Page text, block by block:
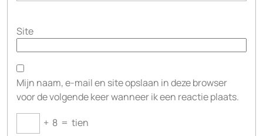
Site
Mijn naam, e-mail en site opslaan in deze browser
voor de volgende keer wanneer ik een reactie plaats.
+ 8 = tien